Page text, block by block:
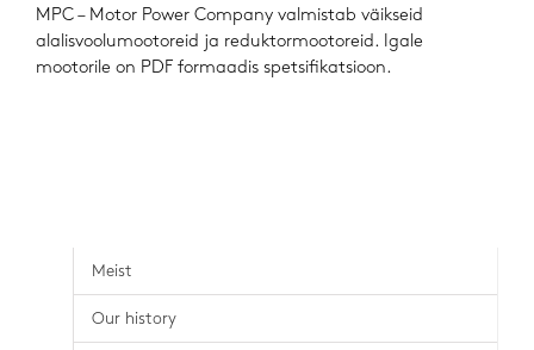
MPC – Motor Power Company valmistab väikseid
alalisvoolumootoreid ja reduktormootoreid. Igale
mootorile on PDF formaadis spetsifikatsioon.
Meist
Our history